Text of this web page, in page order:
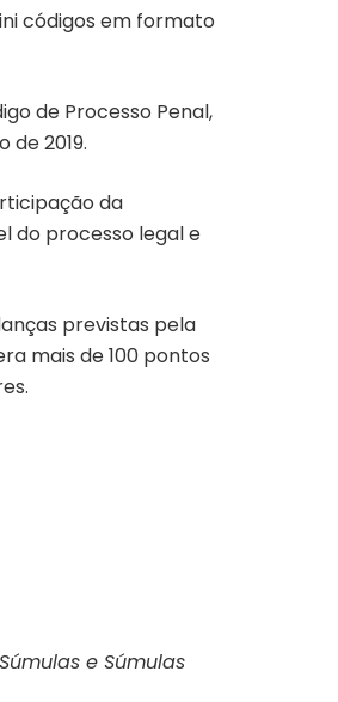
códigos em formato
de Processo Penal,
de 2019.
da
do processo legal e
previstas pela
mais de 100 pontos
e Súmulas